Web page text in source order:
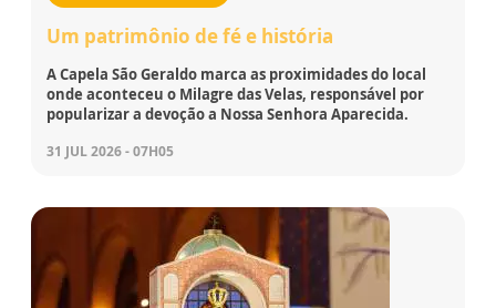
Um patrimônio de fé e história
A Capela São Geraldo marca as proximidades do local
onde aconteceu o Milagre das Velas, responsável por
popularizar a devoção a Nossa Senhora Aparecida.
31 JUL 2026 - 07H05